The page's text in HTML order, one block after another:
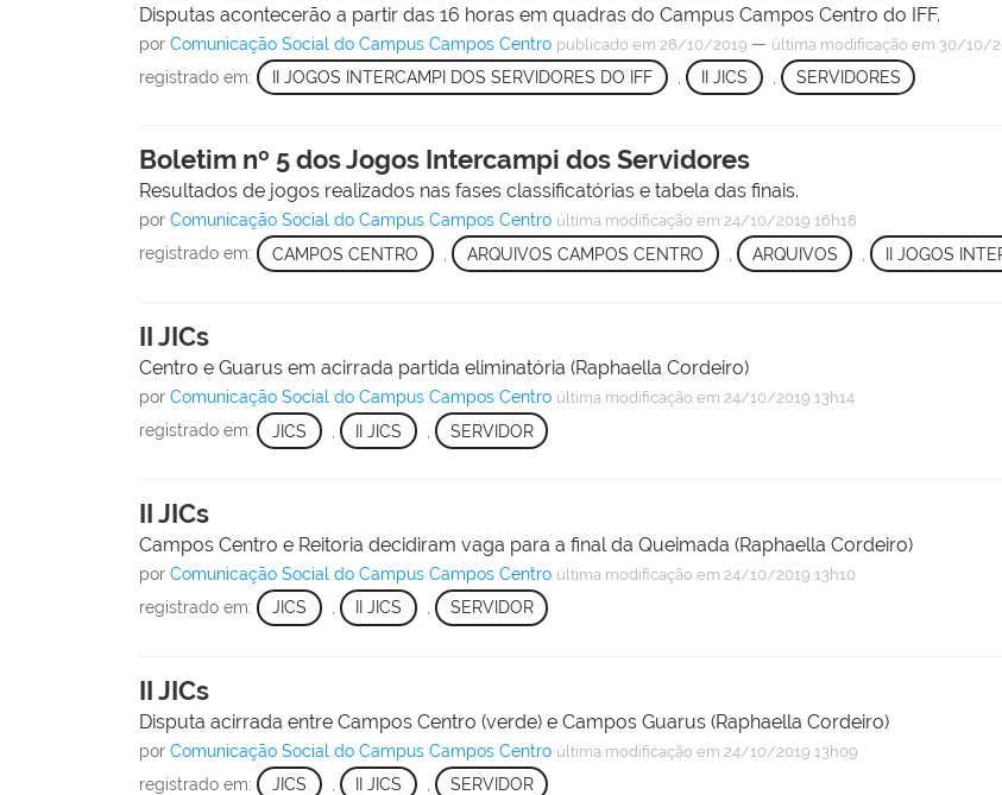
Disputas acontecerão a partir das 16 horas em quadras do Campus Campos Centro do IFF.
porComunicação Social do Campus Campos Centro publicado em 28/10/2019 — última modificação em 30/10/
registrado em: II JOGOS INTERCAMPI DOS SERVIDORES DO IFF II JICS SERVIDORES
Boletim nº 5 dos Jogos Intercampi dos Servidores
Resultados de jogos realizados nas fases classificatórias e tabela das finais.
porComunicação Social do Campus Campos Centro última modificação em 24/10/2019 16h18
registrado em: CAMPOS CENTRO ARQUIVOS CAMPOS CENTRO ARQUIVOS , II JOGOS
II JICs
Centro e Guarus em acirrada partida eliminatória (Raphaella Cordeiro)
porComunicação Social do Campus Campos Centro última modificação em 24/10/2019 13h14
registrado em: JICS II JICS SERVIDOR
II JICs
Campos Centro e Reitoria decidiram vaga para a final da Queimada (Raphaella Cordeiro)
porComunicação Social do Campus Campos Centro última modificação em 24/10/2019 13h10
registrado em: JICS , II JICS , SERVIDOR
II JICs
Disputa acirrada entre Campos Centro (verde) e Campos Guarus (Raphaella Cordeiro)
porComunicação Social do Campus Campos Centro última modificação em 24/10/2019 13h09
registrado em: JICS II JICS SERVIDOR